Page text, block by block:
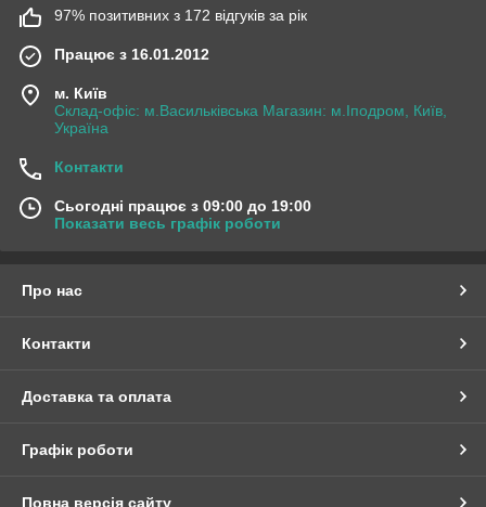
97% позитивних з 172 відгуків за рік
Працює з 16.01.2012
м. Київ
Склад-офіс: м.Васильківська Магазин: м.Іподром, Київ,
Україна
Контакти
Сьогодні працює з 09:00 до 19:00
Показати весь графік роботи
Про нас
Контакти
Доставка та оплата
Графік роботи
Повна версія сайту